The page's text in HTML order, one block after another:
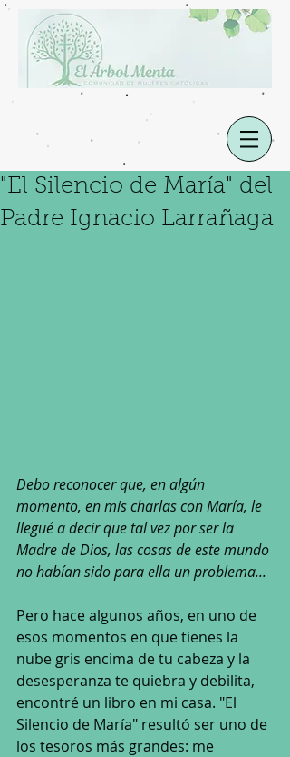
"El Silencio de María" del
Padre Ignacio Larrañaga
Debo reconocer que, en algún
momento, en mis charlas con María, le
llegué a decir que tal vez por ser la
Madre de Dios, las cosas de este mundo
no habían sido para ella un problema...
Pero hace algunos años, en uno de
esos momentos en que tienes la
nube gris encima de tu cabeza y la
desesperanza te quiebra y debilita,
encontré un libro en mi casa. "El
Silencio de María" resultó ser uno de
los tesoros más grandes: me